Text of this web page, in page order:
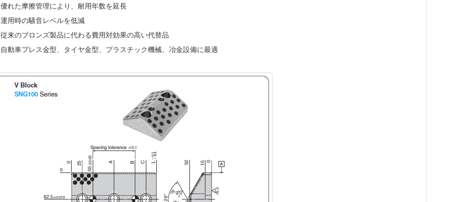
優れた摩擦管理により、耐用年数を延長
運用時の騒音レベルを低減
従来のブロンズ製品に代わる費用対効果の高い代替品
自動車プレス金型、タイヤ金型、プラスチック機械、冶金設備に最適